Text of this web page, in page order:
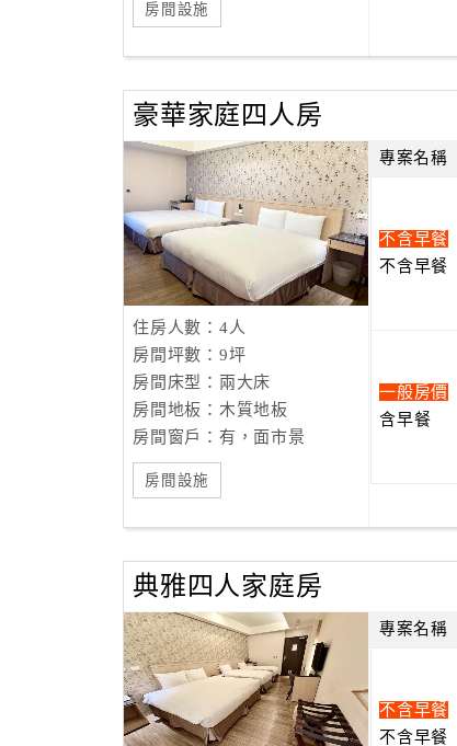
房間設施
豪華家庭四人房
住房人數：4人
房間坪數：9坪
房間床型：兩大床
房間地板：木質地板
房間窗戶：有，面市景
房間設施
專案名稱
不含早餐
不含早餐
一般房價
含早餐
典雅四人家庭房
專案名稱
不含早餐
不含早餐